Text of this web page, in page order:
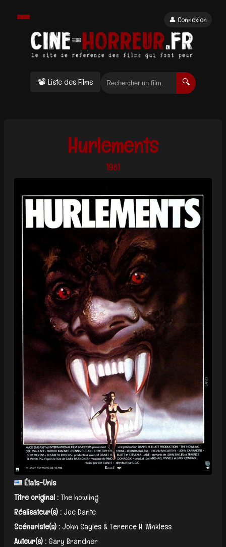
📽 Liste des Films 🔍
👤 Connexion
Hurlements
1981
États-Unis
Titre original :The howling
Réalisateur(s) :Joe Dante
Scénariste(s) :John Sayles & Terence H. Winkless
Auteur(s) :Gary Brandner